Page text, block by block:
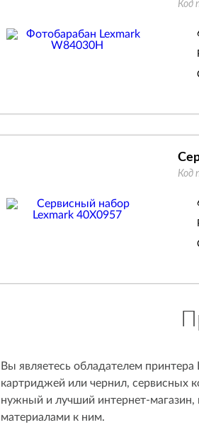
Код
Код
Вы являетесь обладателем
картриджей или чернил, сервисных
нужный и лучший интернет-
материалами к ним.